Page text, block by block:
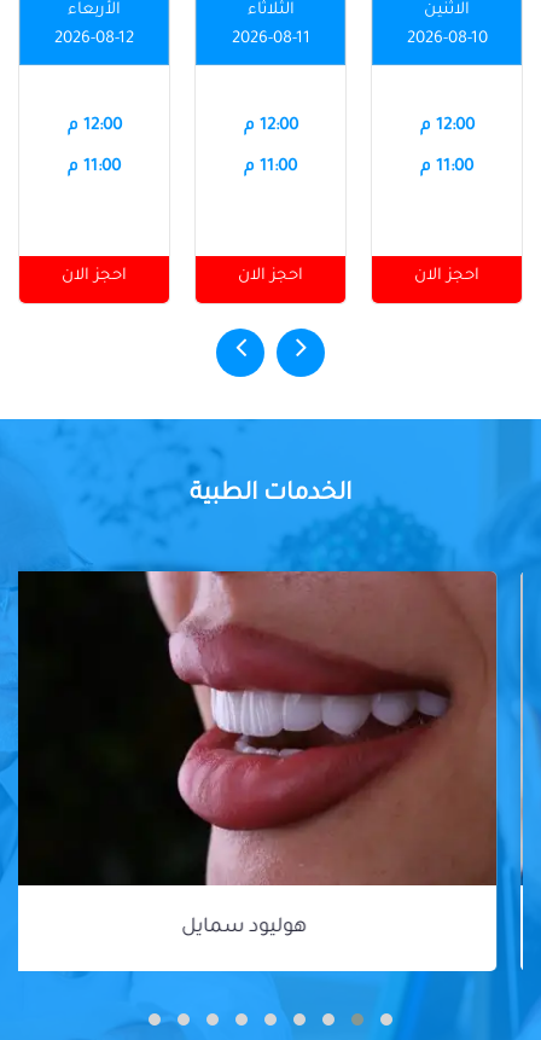
الاثنين
2026-08-10
12:00 م
11:00 م
احجز الان
الثلاثاء
2026-08-11
12:00 م
11:00 م
احجز الان
الأربعاء
2026-08-12
12:00 م
11:00 م
احجز الان
الخدمات الطبية
هوليود سمايل